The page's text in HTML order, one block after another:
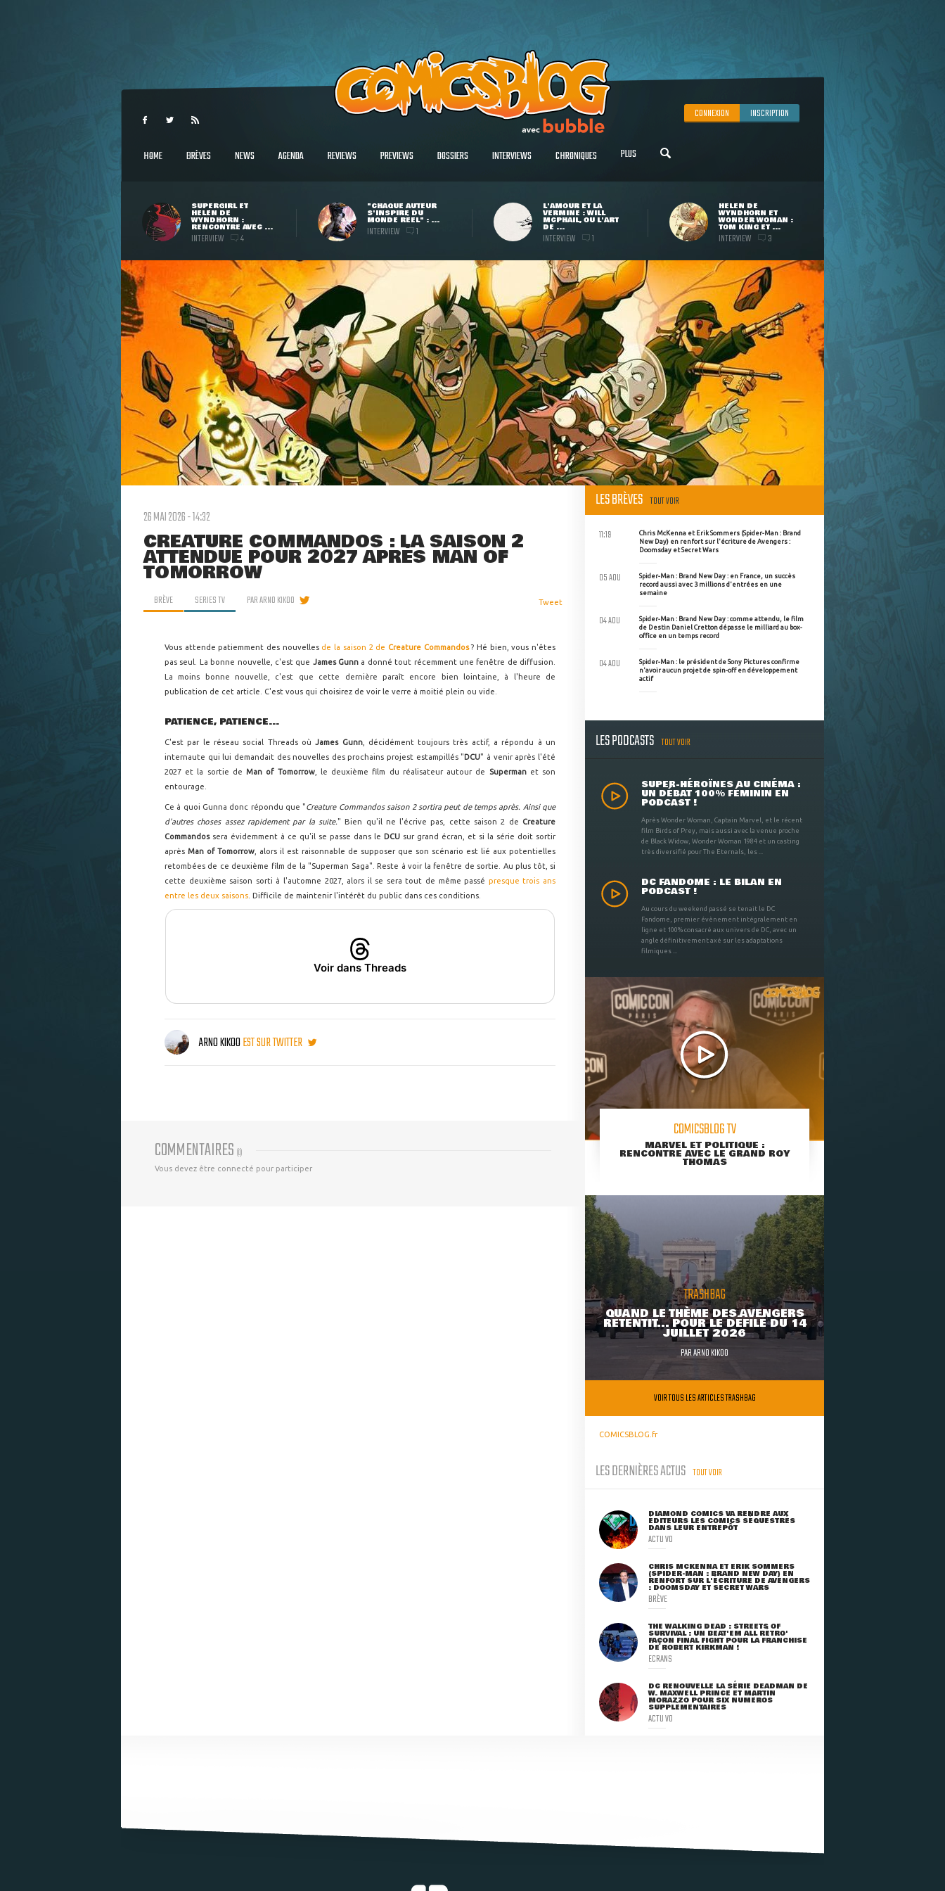
CONNEXION INSCRIPTION
HOME BRÈVES NEWS AGENDA REVIEWS PREVIEWS DOSSIERS INTERVIEWS CHRONIQUES PLUS
SUPERGIRL ET
HELEN DE
WYNDHORN :
RENCONTRE AVEC ...
INTERVIEW 4
"CHAQUE AUTEUR
S'INSPIRE DU
MONDE RÉEL" : ...
INTERVIEW 1
L'AMOUR ET LA
VERMINE : WILL
MCPHAIL, OU L'ART
DE ...
INTERVIEW 1
HELEN DE
WYNDHORN ET
WONDER WOMAN :
TOM KING ET ...
INTERVIEW 3
26 MAI 2026 - 14:32
CREATURE COMMANDOS : LA SAISON 2
ATTENDUE POUR 2027 APRÈS MAN OF
TOMORROW
BRÈVE SERIES TV PARARNO KIKOO Tweet
Vous attende patiemment des nouvelles de la saison 2 de Creature Commandos ? Hé bien, vous n'êtes
pas seul. La bonne nouvelle, c'est que James Gunn a donné tout récemment une fenêtre de diffusion.
La moins bonne nouvelle, c'est que cette dernière paraît encore bien lointaine, à l'heure de
publication de cet article. C'est vous qui choisirez de voir le verre à moitié plein ou vide.
PATIENCE, PATIENCE...
C'est par le réseau social Threads oùJames Gunn, décidément toujours très actif, a répondu à un
internaute qui lui demandait des nouvelles des prochains projest estampillés " DCU" à venir après l'été
2027 et la sortie deMan of Tomorrow, le deuxième film du réalisateur autour de Superman et son
entourage.
Ce à quoi Gunna donc répondu que "Creature Commandos saison 2 sortira peut de temps après. Ainsi que
d'autres choses assez rapidement par la suite." Bien qu'il ne l'écrive pas, cette saison 2 de Creature
Commandos sera évidemment à ce qu'il se passe dans le DCU sur grand écran, et si la série doit sortir
après Man of Tomorrow , alors il est raisonnable de supposer que son scénario est lié aux potentielles
retombées de ce deuxième film de la "Superman Saga". Reste à voir la fenêtre de sortie. Au plus tôt, si
cette deuxième saison sorti à l'automne 2027, alors il se sera tout de même passé presque trois ans
entre les deux saisons . Difficile de maintenir l'intérêt du public dans ces conditions.
Voir dans Threads
ARNO KIKOOEST SUR TWITTER
COMMENTAIRES (0)
Vous devez être connecté pour participer
LES BRÈVES TOUT VOIR
Chris McKenna et Erik Sommers (Spider-Man : Brand
New Day) en renfort sur l'écriture de Avengers :
Doomsday et Secret Wars
11:19
Spider-Man : Brand New Day : en France, un succès
record aussi avec 3 millions d'entrées en une
semaine
05 AOU
Spider-Man : Brand New Day : comme attendu, le film
de Destin Daniel Cretton dépasse le milliard au box-
office en un temps record
04 AOU
Spider-Man : le président de Sony Pictures confirme
n'avoir aucun projet de spin-off en développement
actif
04 AOU
LES PODCASTS TOUT VOIR
SUPER-HÉROÏNES AU CINÉMA :
UN DÉBAT 100% FÉMININ EN
PODCAST !
Après Wonder Woman, Captain Marvel, et le récent
film Birds of Prey, mais aussi avec la venue proche
de Black Widow, Wonder Woman 1984 et un casting
très diversifié pour The Eternals, les ...
DC FANDOME : LE BILAN EN
PODCAST !
Au cours du weekend passé se tenait le DC
Fandome, premier évènement intégralement en
ligne et 100% consacré aux univers de DC, avec un
angle définitivement axé sur les adaptations
filmiques ...
COMICSBLOG TV
MARVEL ET POLITIQUE :
RENCONTRE AVEC LE GRAND ROY
THOMAS
TRASHBAG
QUAND LE THÈME DES AVENGERS
RETENTIT... POUR LE DÉFILÉ DU 14
JUILLET 2026
PARARNO KIKOO
VOIR TOUS LES ARTICLES TRASHBAG
COMICSBLOG.fr
LES DERNIÈRES ACTUS TOUT VOIR
DIAMOND COMICS VA RENDRE AUX
ÉDITEURS LES COMICS SÉQUESTRÉS
DANS LEUR ENTREPÔT
ACTU VO
CHRIS MCKENNA ET ERIK SOMMERS
(SPIDER-MAN : BRAND NEW DAY) EN
RENFORT SUR L'ÉCRITURE DE AVENGERS
: DOOMSDAY ET SECRET WARS
BRÈVE
THE WALKING DEAD : STREETS OF
SURVIVAL : UN BEAT'EM ALL RÉTRO'
FAÇON FINAL FIGHT POUR LA FRANCHISE
DE ROBERT KIRKMAN !
ECRANS
DC RENOUVELLE LA SÉRIE DEADMAN DE
W. MAXWELL PRINCE ET MARTIN
MORAZZO POUR SIX NUMÉROS
SUPPLÉMENTAIRES
ACTU VO